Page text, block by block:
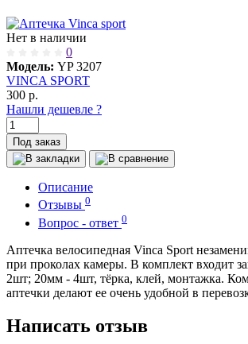
Нет в наличии
0
Модель: YP 3207
VINCA SPORT
300 р.
Нашли дешевле ?
Под заказ
Описание
Отзывы 0
Вопрос - ответ 0
Аптечка велосипедная Vinca Sport
при проколах камеры. В комплект входит
2шт; 20мм - 4шт, тёрка, клей, монтажка.
аптечки делают ее очень удобной в
Написать отзыв